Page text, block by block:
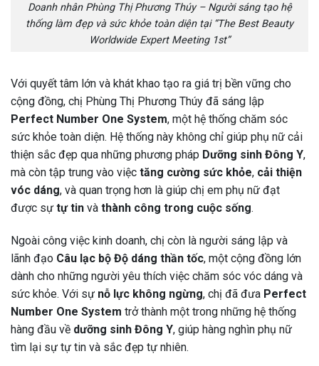
Doanh nhân Phùng Thị Phương Thúy – Người sáng tạo hệ
thống làm đẹp và sức khỏe toàn diện tại “The Best Beauty
Worldwide Expert Meeting 1st”
Với quyết tâm lớn và khát khao tạo ra giá trị bền vững cho
cộng đồng, chị Phùng Thị Phương Thúy đã sáng lập
Perfect Number One System, một hệ thống chăm sóc
sức khỏe toàn diện. Hệ thống này không chỉ giúp phụ nữ cải
thiện sắc đẹp qua những phương pháp Dưỡng sinh Đông Y,
mà còn tập trung vào việc tăng cường sức khỏe, cải thiện
vóc dáng, và quan trọng hơn là giúp chị em phụ nữ đạt
được sự tự tin và thành công trong cuộc sống.
Ngoài công việc kinh doanh, chị còn là người sáng lập và
lãnh đạo Câu lạc bộ Độ dáng thần tốc, một cộng đồng lớn
dành cho những người yêu thích việc chăm sóc vóc dáng và
sức khỏe. Với sự nỗ lực không ngừng, chị đã đưa Perfect
Number One System trở thành một trong những hệ thống
hàng đầu về dưỡng sinh Đông Y, giúp hàng nghìn phụ nữ
tìm lại sự tự tin và sắc đẹp tự nhiên.